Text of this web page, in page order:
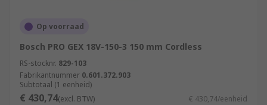
Op voorraad
Bosch PRO GEX 18V-150-3 150 mm Cordless
RS-stocknr. 829-103
Fabrikantnummer 0.601.372.903
Subtotaal (1 eenheid)
€ 430,74(excl. BTW) € 430,74/eenheid